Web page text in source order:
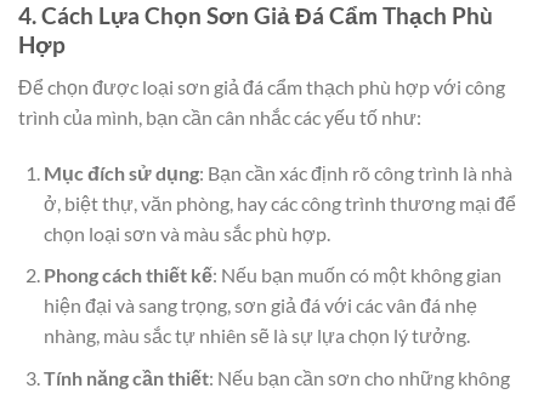
4. Cách Lựa Chọn Sơn Giả Đá Cẩm Thạch Phù
Hợp
Để chọn được loại sơn giả đá cẩm thạch phù hợp với công
trình của mình, bạn cần cân nhắc các yếu tố như:
Mục đích sử dụng: Bạn cần xác định rõ công trình là nhà
ở, biệt thự, văn phòng, hay các công trình thương mại để
chọn loại sơn và màu sắc phù hợp.
Phong cách thiết kế: Nếu bạn muốn có một không gian
hiện đại và sang trọng, sơn giả đá với các vân đá nhẹ
nhàng, màu sắc tự nhiên sẽ là sự lựa chọn lý tưởng.
Tính năng cần thiết: Nếu bạn cần sơn cho những không